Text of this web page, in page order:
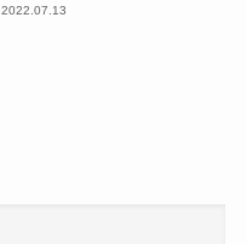
2022.07.13